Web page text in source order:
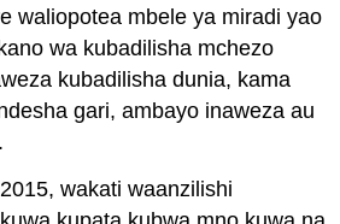
waliopotea mbele ya miradi yao
wa kubadilisha mchezo
kubadilisha dunia, kama
gari, ambayo inaweza au
wakati waanzilishi